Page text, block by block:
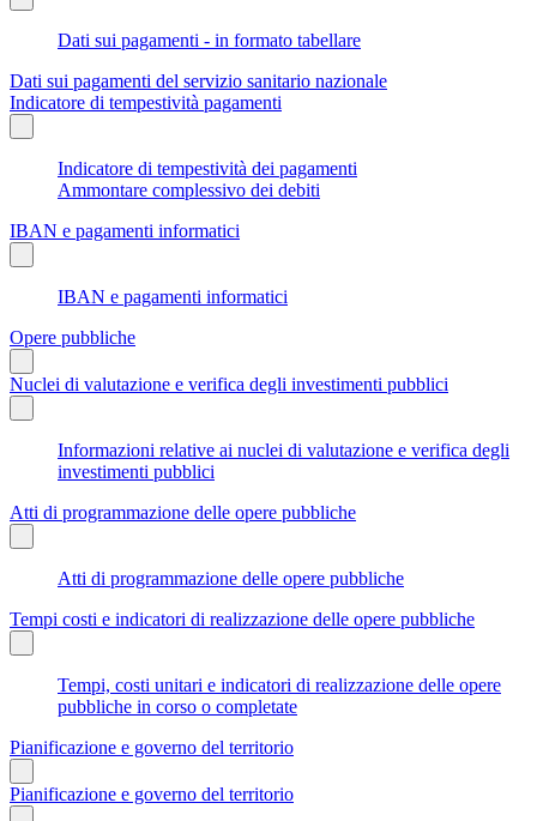
Dati sui pagamenti - in formato tabellare
Dati sui pagamenti del servizio sanitario nazionale
Indicatore di tempestività pagamenti
Indicatore di tempestività dei pagamenti
Ammontare complessivo dei debiti
IBAN e pagamenti informatici
IBAN e pagamenti informatici
Opere pubbliche
Nuclei di valutazione e verifica degli investimenti pubblici
Informazioni relative ai nuclei di valutazione e verifica degli
investimenti pubblici
Atti di programmazione delle opere pubbliche
Atti di programmazione delle opere pubbliche
Tempi costi e indicatori di realizzazione delle opere pubbliche
Tempi, costi unitari e indicatori di realizzazione delle opere
pubbliche in corso o completate
Pianificazione e governo del territorio
Pianificazione e governo del territorio